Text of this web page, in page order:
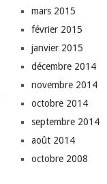
mars 2015
février 2015
janvier 2015
décembre 2014
novembre 2014
octobre 2014
septembre 2014
août 2014
octobre 2008